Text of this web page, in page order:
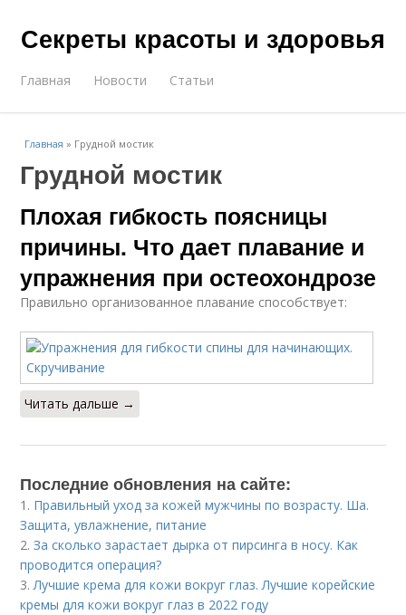
Секреты красоты и здоровья
Главная Новости Статьи
Главная » Грудной мостик
Грудной мостик
Плохая гибкость поясницы
причины. Что дает плавание и
упражнения при остеохондрозе
Правильно организованное плавание способствует:
Читать дальше →
Последние обновления на сайте:
1. Правильный уход за кожей мужчины по возрасту. Ша.
Защита, увлажнение, питание
2.За сколько зарастает дырка от пирсинга в носу. Как
проводится операция?
3.Лучшие крема для кожи вокруг глаз. Лучшие корейские
кремы для кожи вокруг глаз в 2022 году